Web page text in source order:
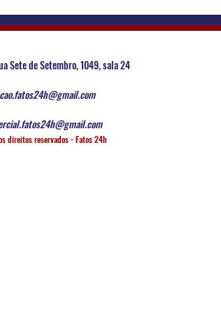
Sete de Setembro, 1049, sala 24
direitos reservados - Fatos 24h